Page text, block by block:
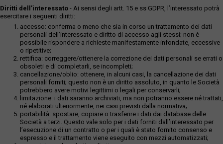
Diritti dell’interessato - Ai sensi degli artt. 15 e ss GDPR, l’interessato potrà
esercitare i seguenti diritti:
accesso: conferma o meno che sia in corso un trattamento dei dati
personali dell’interessato e diritto di accesso agli stessi; non è
possibile rispondere a richieste manifestamente infondate, eccessive
o ripetitive;
rettifica: correggere/ottenere la correzione dei dati personali se errati o
obsoleti e di completarli, se incompleti;
cancellazione/oblio: ottenere, in alcuni casi, la cancellazione dei dati
personali forniti; questo non è un diritto assoluto, in quanto le Società
potrebbero avere motivi legittimi o legali per conservarli;
limitazione: i dati saranno archiviati, ma non potranno essere né trattati,
né elaborati ulteriormente, nei casi previsti dalla normativa;
portabilità: spostare, copiare o trasferire i dati dai database delle
Società a terzi. Questo vale solo per i dati forniti dall’interessato per
l’esecuzione di un contratto o per i quali è stato fornito consenso e
espresso e il trattamento viene eseguito con mezzi automatizzati;